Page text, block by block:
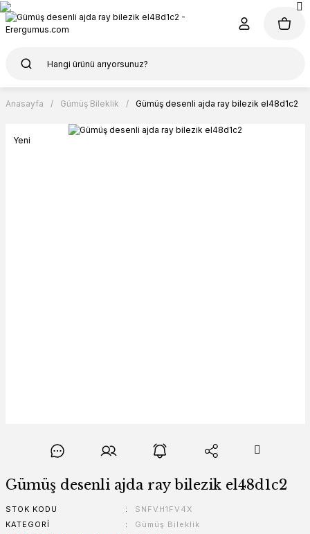
Anasayfa Gümüş Bileklik Gümüş desenli ajda ray bilezik el48d1c2
Yeni
Gümüş desenli ajda ray bilezik el48d1c2
STOK KODU
SNFVH1FV4X
KATEGORI
Gümüş Bileklik